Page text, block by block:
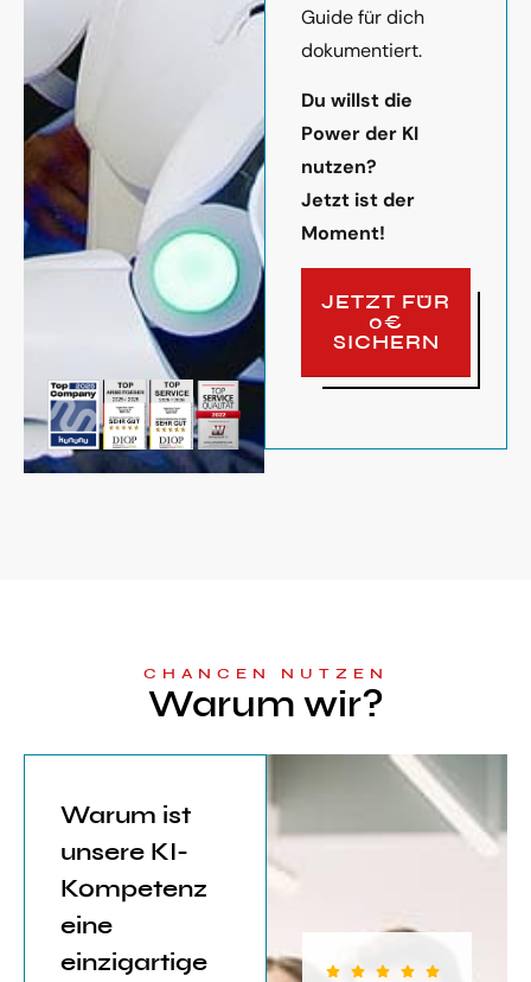
Guide für dich
dokumentiert.
Du willst die
Power der KI
nutzen?
Jetzt ist der
Moment!
JETZT FÜR
0€
SICHERN
CHANCEN NUTZEN
Warum wir?
Warum ist
unsere KI-
Kompetenz
eine
einzigartige